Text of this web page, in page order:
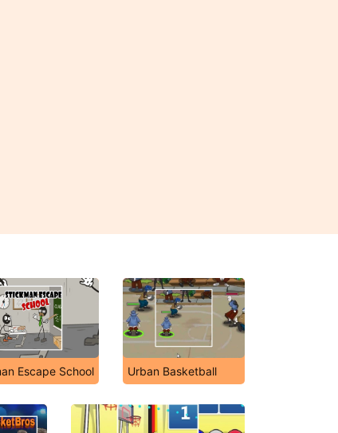
Escape School Urban Basketball